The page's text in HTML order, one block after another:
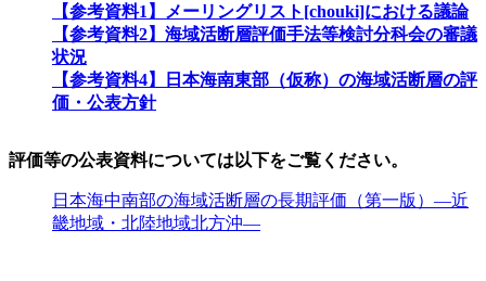
【参考資料1】メーリングリスト[chouki]における議論
【参考資料2】海域活断層評価手法等検討分科会の審議
状況
【参考資料4】日本海南東部（仮称）の海域活断層の評
価・公表方針
評価等の公表資料については以下をご覧ください。
日本海中南部の海域活断層の長期評価（第一版）―近
畿地域・北陸地域北方沖―